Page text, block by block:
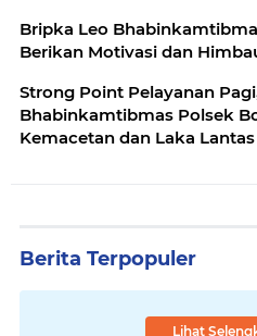
Bripka Leo
Berikan Motivasi dan
Strong Point Pelayanan
Bhabinkamtibmas Polsek
Kemacetan dan Laka Lantas
Berita Terpopuler
Lihat